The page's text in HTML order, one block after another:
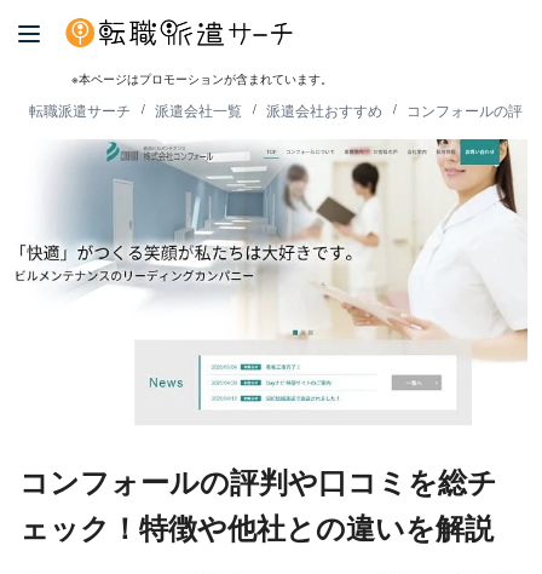
※本ページはプロモーションが含まれています。
転職派遣サーチ 派遣会社一覧 派遣会社おすすめ コンフォールの評
コンフォールの評判や口コミを総チ
ェック！特徴や他社との違いを解説